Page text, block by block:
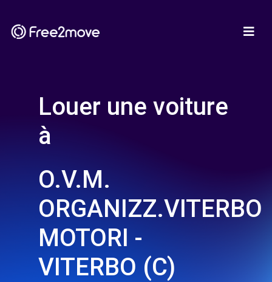
Louer une voiture
à
O.V.M.
ORGANIZZ.VITERBO
MOTORI -
VITERBO (C)